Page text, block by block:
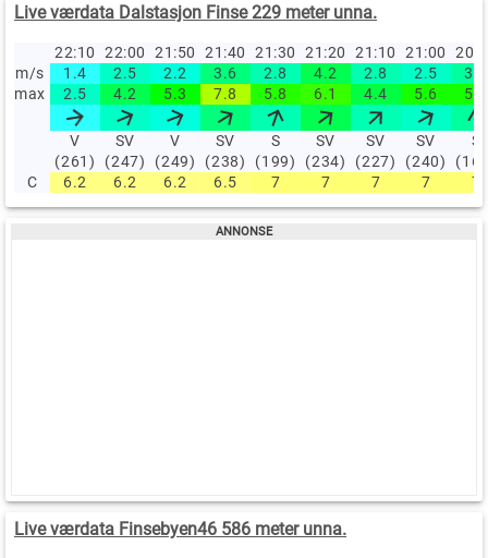
Live værdata Dalstasjon Finse 229 meter unna.
22:10 22:00 21:50 21:40 21:30 21:20 21:10 21:00
m/s
1.4 2.5 2.2 3.6 2.8 4.2 2.8 2.5
3.1
max
2.5 4.2 5.3 7.8 5.8 6.1 4.4 5.6 5.6
V
(261)
SV
(247)
V
(249)
SV
(238)
S
(199)
SV
(234)
SV
(227)
SV
(240)
S
C
6.2 6.2 6.2 6.5 7 7 7 7 7
Live værdata Finsebyen46 586 meter unna.